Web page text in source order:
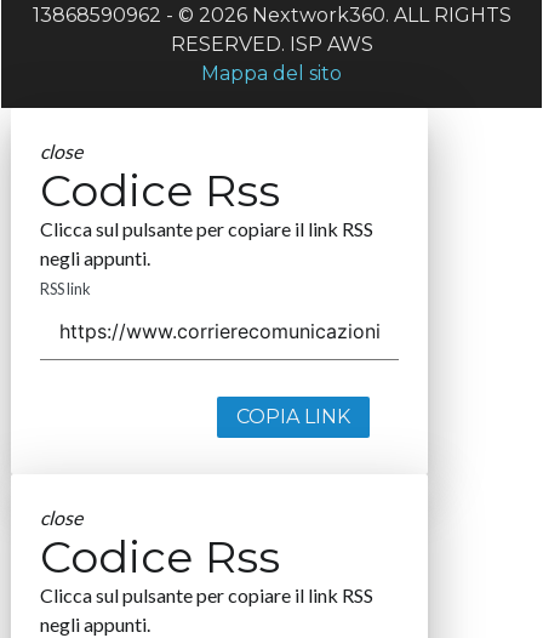
13868590962 - © 2026 Nextwork360. ALL RIGHTS
RESERVED. ISP AWS
Mappa del sito
close
Codice Rss
Clicca sul pulsante per copiare il link RSS
negli appunti.
RSS link
COPIA LINK
close
Codice Rss
Clicca sul pulsante per copiare il link RSS
negli appunti.